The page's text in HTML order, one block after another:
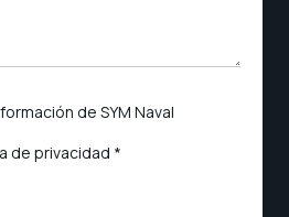
de SYM Naval
de privacidad *